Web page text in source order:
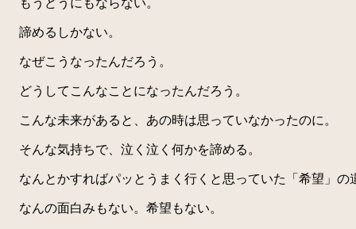
諦めるしかない。
なぜこうなったんだろう。
どうしてこんなことになったんだろう。
こんな未来があると、あの時は思っていなかったのに。
そんな気持ちで、泣く泣く何かを諦める。
なんとかすればパッとうまく行くと思っていた「希望」の
なんの面白みもない。希望もない。